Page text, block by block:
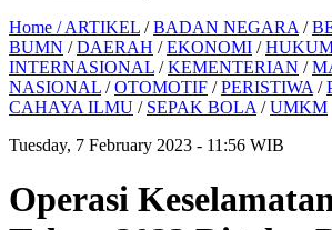
Home /ARTIKEL /BADAN NEGARA /
BUMN /DAERAH /EKONOMI /
INTERNASIONAL /KEMENTERIAN /
NASIONAL /OTOMOTIF /PERISTIWA /
CAHAYA ILMU / SEPAK BOLA /UMKM
Tuesday, 7 February 2023 - 11:56 WIB
Operasi